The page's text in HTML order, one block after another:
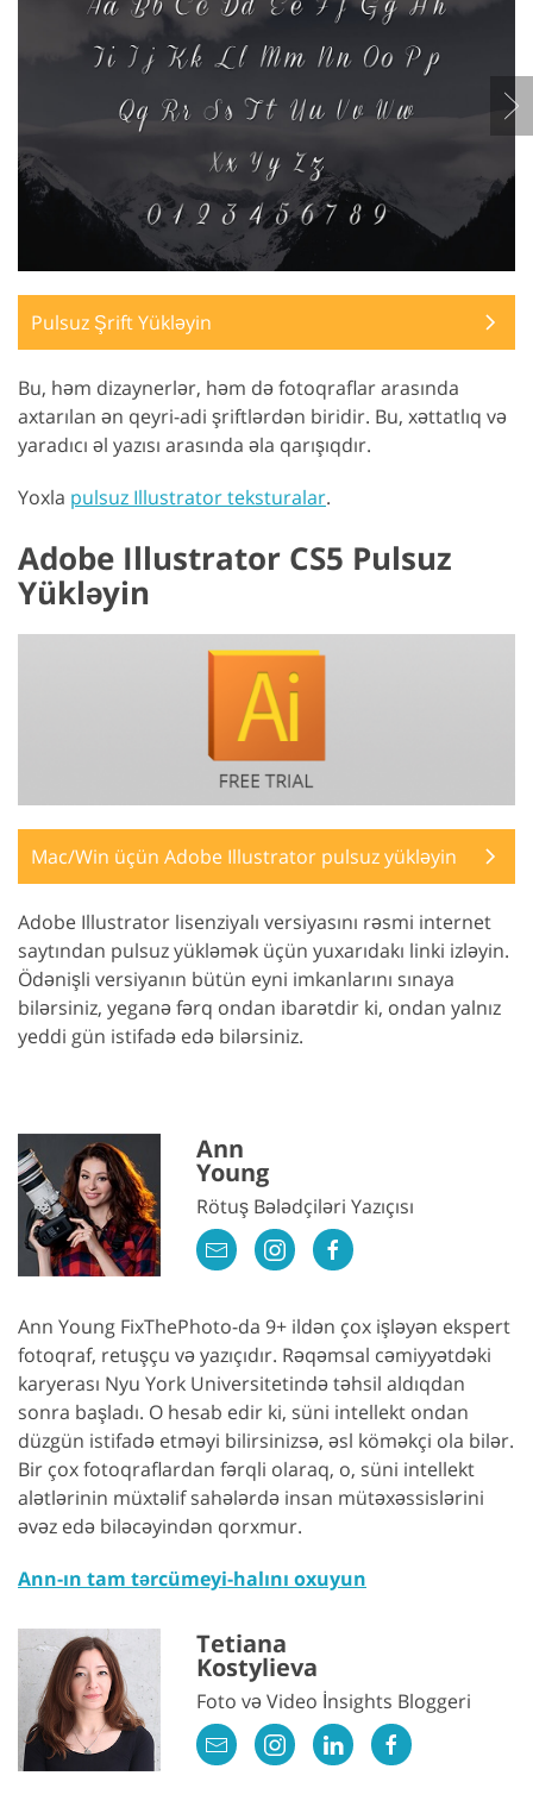
Pulsuz Şrift Yükləyin
Bu, həm dizaynerlər, həm də fotoqraflar arasında
axtarılan ən qeyri-adi şriftlərdən biridir. Bu, xəttatlıq və
yaradıcı əl yazısı arasında əla qarışıqdır.
Yoxla pulsuz Illustrator teksturalar.
Adobe Illustrator CS5 Pulsuz
Yükləyin
Mac/Win üçün Adobe Illustrator pulsuz yükləyin
Adobe Illustrator lisenziyalı versiyasını rəsmi internet
saytından pulsuz yükləmək üçün yuxarıdakı linki izləyin.
Ödənişli versiyanın bütün eyni imkanlarını sınaya
bilərsiniz, yeganə fərq ondan ibarətdir ki, ondan yalnız
yeddi gün istifadə edə bilərsiniz.
Ann
Young
Rötuş Bələdçiləri Yazıçısı
Ann Young FixThePhoto-da 9+ ildən çox işləyən ekspert
fotoqraf, retuşçu və yazıçıdır. Rəqəmsal cəmiyyətdəki
karyerası Nyu York Universitetində təhsil aldıqdan
sonra başladı. O hesab edir ki, süni intellekt ondan
düzgün istifadə etməyi bilirsinizsə, əsl köməkçi ola bilər.
Bir çox fotoqraflardan fərqli olaraq, o, süni intellekt
alətlərinin müxtəlif sahələrdə insan mütəxəssislərini
əvəz edə biləcəyindən qorxmur.
Ann-ın tam tərcümeyi-halını oxuyun
Tetiana
Kostylieva
Foto və Video İnsights Bloggeri